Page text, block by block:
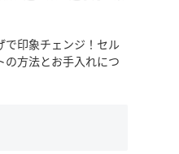
で印象チェンジ！セル
の方法とお手入れにつ